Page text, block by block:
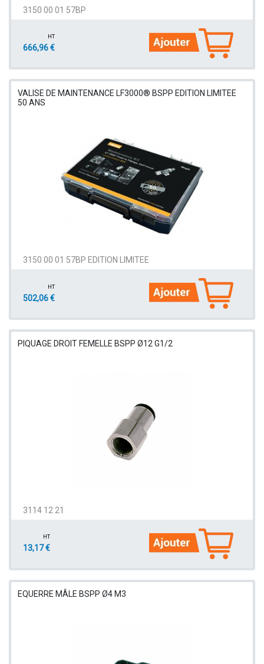
3150 00 01 57BP
HT
666,96 €
VALISE DE MAINTENANCE LF3000® BSPP EDITION LIMITEE
50 ANS
3150 00 01 57BP EDITION LIMITEE
HT
502,06 €
PIQUAGE DROIT FEMELLE BSPP Ø12 G1/2
3114 12 21
HT
13,17 €
EQUERRE MÂLE BSPP Ø4 M3